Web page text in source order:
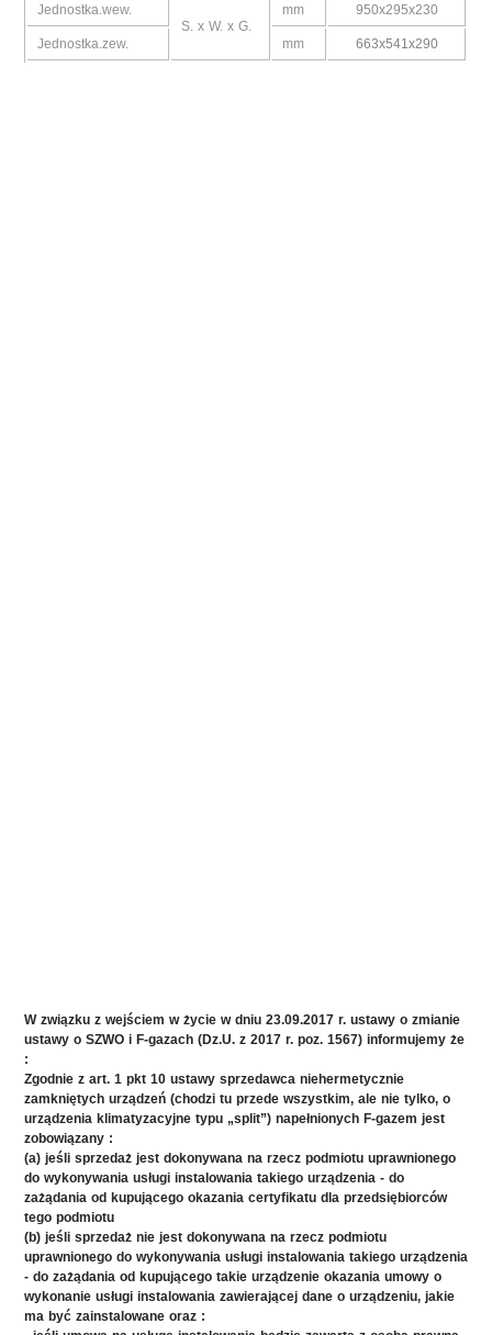
Jednostka.wew.
S. x W. x G.
mm 950x295x230
Jednostka.zew. mm 663x541x290
W związku z wejściem w życie w dniu 23.09.2017 r. ustawy o zmianie
ustawy o SZWO i F-gazach (Dz.U. z 2017 r. poz. 1567) informujemy że
:
Zgodnie z art. 1 pkt 10 ustawy sprzedawca niehermetycznie
zamkniętych urządzeń (chodzi tu przede wszystkim, ale nie tylko, o
urządzenia klimatyzacyjne typu „split”) napełnionych F-gazem jest
zobowiązany :
(a) jeśli sprzedaż jest dokonywana na rzecz podmiotu uprawnionego
do wykonywania usługi instalowania takiego urządzenia - do
zażądania od kupującego okazania certyfikatu dla przedsiębiorców
tego podmiotu
(b) jeśli sprzedaż nie jest dokonywana na rzecz podmiotu
uprawnionego do wykonywania usługi instalowania takiego urządzenia
- do zażądania od kupującego takie urządzenie okazania umowy o
wykonanie usługi instalowania zawierającej dane o urządzeniu, jakie
ma być zainstalowane oraz :